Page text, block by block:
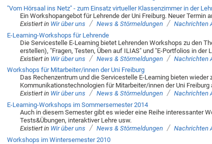
"Vom Hörsaal ins Netz" - zum Einsatz virtueller Klassenzimmer in der
Ein Workshopangebot für Lehrende der Uni Freiburg. Neuer Termin
Existiert in Wir über uns / News & Störmeldungen / Nachrichten
E-Learning-Workshops für Lehrende
Die Servicestelle E-Learning bietet Lehrenden Workshops zu den
erstellen), "Fragen, Testen, Üben auf ILIAS" und "E-Portfolios in der
Existiert in Wir über uns / News & Störmeldungen / Nachrichten
Workshops für Mitarbeiter/innen der Uni Freiburg
Das Rechenzentrum und die Servicestelle E-Learning bieten
Kommunikationstechnologien für Mitarbeiter/innen der Uni Freiburg
Existiert in Wir über uns / News & Störmeldungen / Nachrichten
E-Learning-Workshops im Sommersemester 2014
Auch in diesem Semester gibt es wieder eine Reihe interessanter
Tests&Übungen, interaktiver Lehre usw.
Existiert in Wir über uns / News & Störmeldungen / Nachrichten
Workshops im Wintersemester 2010